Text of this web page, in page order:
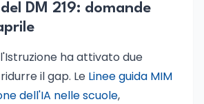
DM 219: domande
ha attivato due
il gap. Le Linee guida MIM
dell'IA nelle scuole,